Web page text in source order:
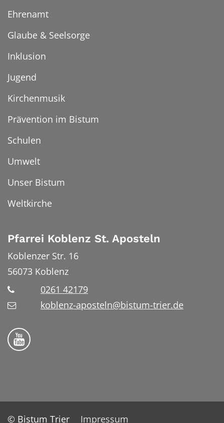
Ehrenamt
Glaube & Seelsorge
Inklusion
Jugend
Kirchenmusik
Prävention im Bistum
Schulen
Umwelt
Unser Bistum
Weltkirche
Pfarrei Koblenz St. Aposteln
Koblenzer Str. 16
56073 Koblenz
0261 42179
koblenz-aposteln@bistum-trier.de
Bistum Trier auf YouTube
© Bistum Trier Impressum